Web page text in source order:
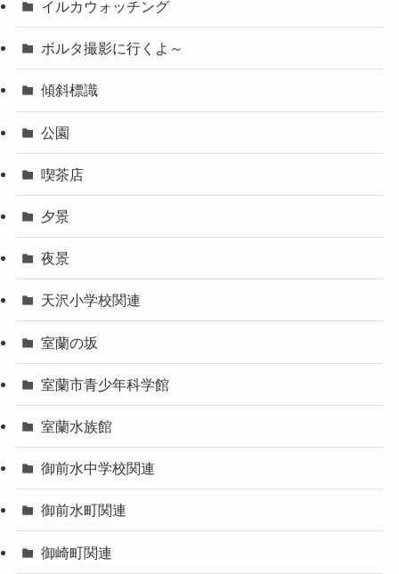
イルカウォッチング
ボルタ撮影に行くよ～
傾斜標識
公園
喫茶店
夕景
夜景
天沢小学校関連
室蘭の坂
室蘭市青少年科学館
室蘭水族館
御前水中学校関連
御前水町関連
御崎町関連